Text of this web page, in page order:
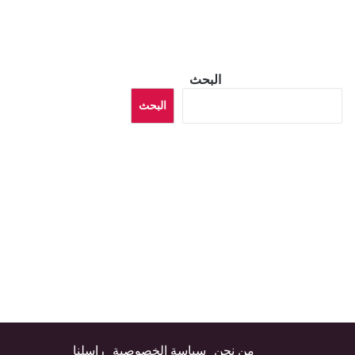
البحث
البحث
من نحن سياسة الخصوصية راسلنا